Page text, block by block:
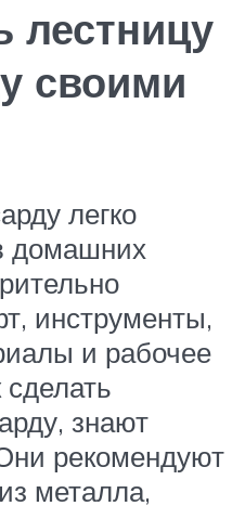
лестницу
своими
легко
домашних
инструменты,
и рабочее
сделать
знают
рекомендуют
металла,